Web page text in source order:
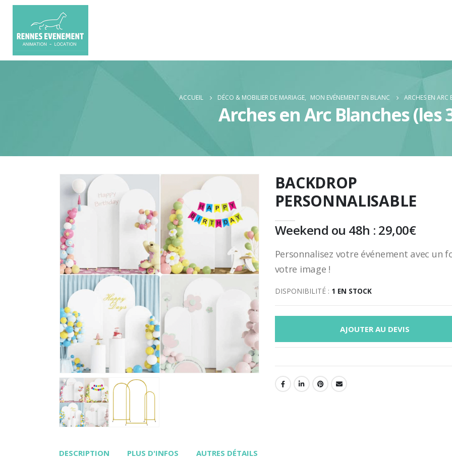
ACCUEIL DÉCO & MOBILIER DE MARIAGE, MON EVÉNEMENT EN BLANC ARCHES EN ARC
Arches en Arc Blanches (les
BACKDROP
PERSONNALISABLE
Weekend ou 48h : 29,00€
Personnalisez votre événement avec un
votre image !
DISPONIBILITÉ : 1 EN STOCK
AJOUTER AU DEVIS
DESCRIPTION PLUS D'INFOS AUTRES DÉTAILS